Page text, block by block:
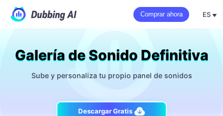
Comprar ahora ES
Galería de Sonido Definitiva
Sube y personaliza tu propio panel de sonidos
Descargar Gratis